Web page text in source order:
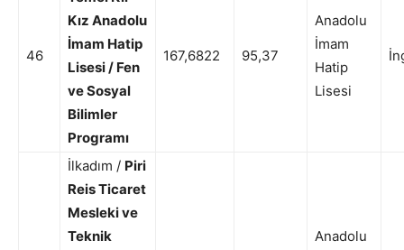
46
Kız Anadolu
İmam Hatip
Lisesi / Fen
ve Sosyal
Bilimler
Programı
167,6822 95,37
Anadolu
İmam
Hatip
Lisesi
İlkadım / Piri
Reis Ticaret
Mesleki ve
Teknik
Anadolu